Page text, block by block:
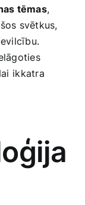
tēmas,
svētkus,
⁢ikkatra